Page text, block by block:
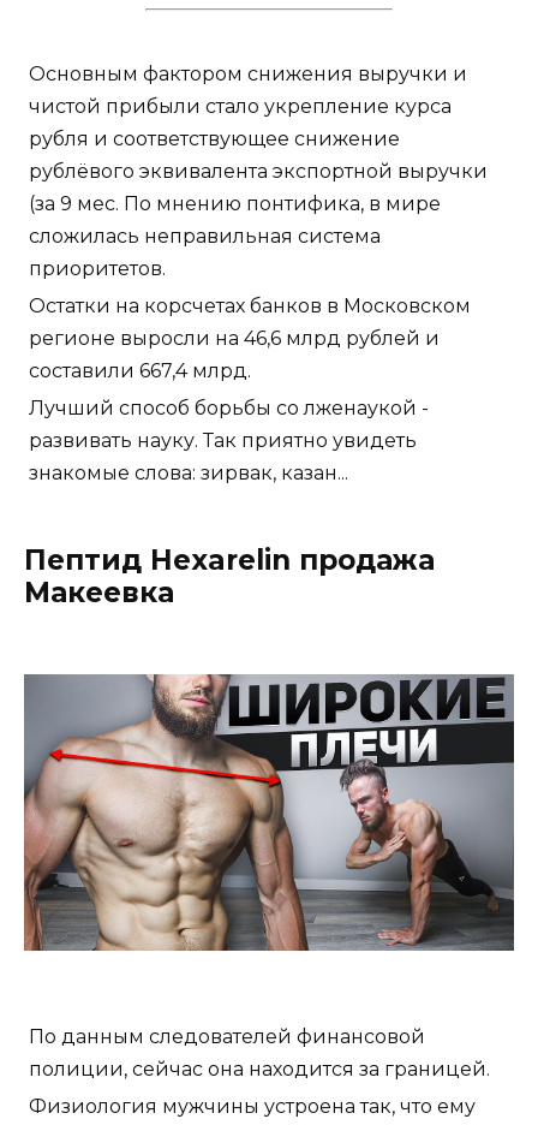
Основным фактором снижения выручки и
чистой прибыли стало укрепление курса
рубля и соответствующее снижение
рублёвого эквивалента экспортной выручки
(за 9 мес. По мнению понтифика, в мире
сложилась неправильная система
приоритетов.
Остатки на корсчетах банков в Московском
регионе выросли на 46,6 млрд рублей и
составили 667,4 млрд.
Лучший способ борьбы со лженаукой -
развивать науку. Так приятно увидеть
знакомые слова: зирвак, казан...
Пептид Hexarelin продажа
Макеевка
По данным следователей финансовой
полиции, сейчас она находится за границей.
Физиология мужчины устроена так, что ему